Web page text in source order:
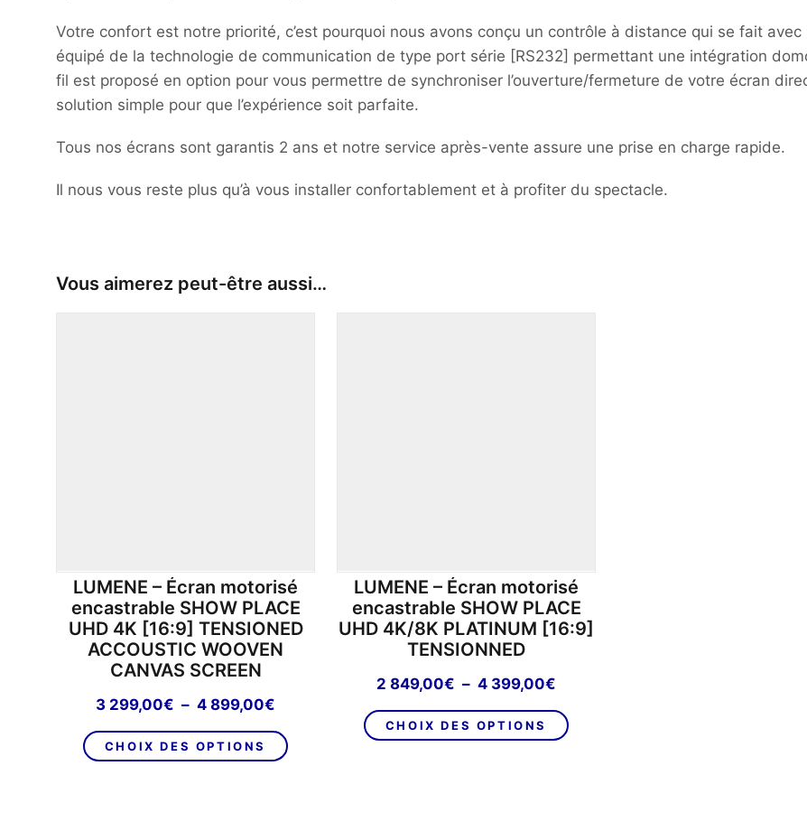
Votre confort est notre priorité, c’est pourquoi nous avons conçu un contrôle à distance qui se fait
équipé de la technologie de communication de type port série [RS232] permettant une intégration
fil est proposé en option pour vous permettre de synchroniser l’ouverture/fermeture de votre écran
solution simple pour que l’expérience soit parfaite.
Tous nos écrans sont garantis 2 ans et notre service après-vente assure une prise en charge rapide.
Il nous vous reste plus qu’à vous installer confortablement et à profiter du spectacle.
Vous aimerez peut-être aussi…
LUMENE – Écran motorisé
encastrable SHOW PLACE
UHD 4K [16:9] TENSIONED
ACCOUSTIC WOOVEN
CANVAS SCREEN
3 299,00€ – 4 899,00€
prix :
3
CHOIX DES OPTIONS
produit
LUMENE – Écran motorisé
encastrable SHOW PLACE
UHD 4K/8K PLATINUM [16:9]
TENSIONNED
2 849,00€ – 4 399,00€
prix :
2
CHOIX DES OPTIONS
produit